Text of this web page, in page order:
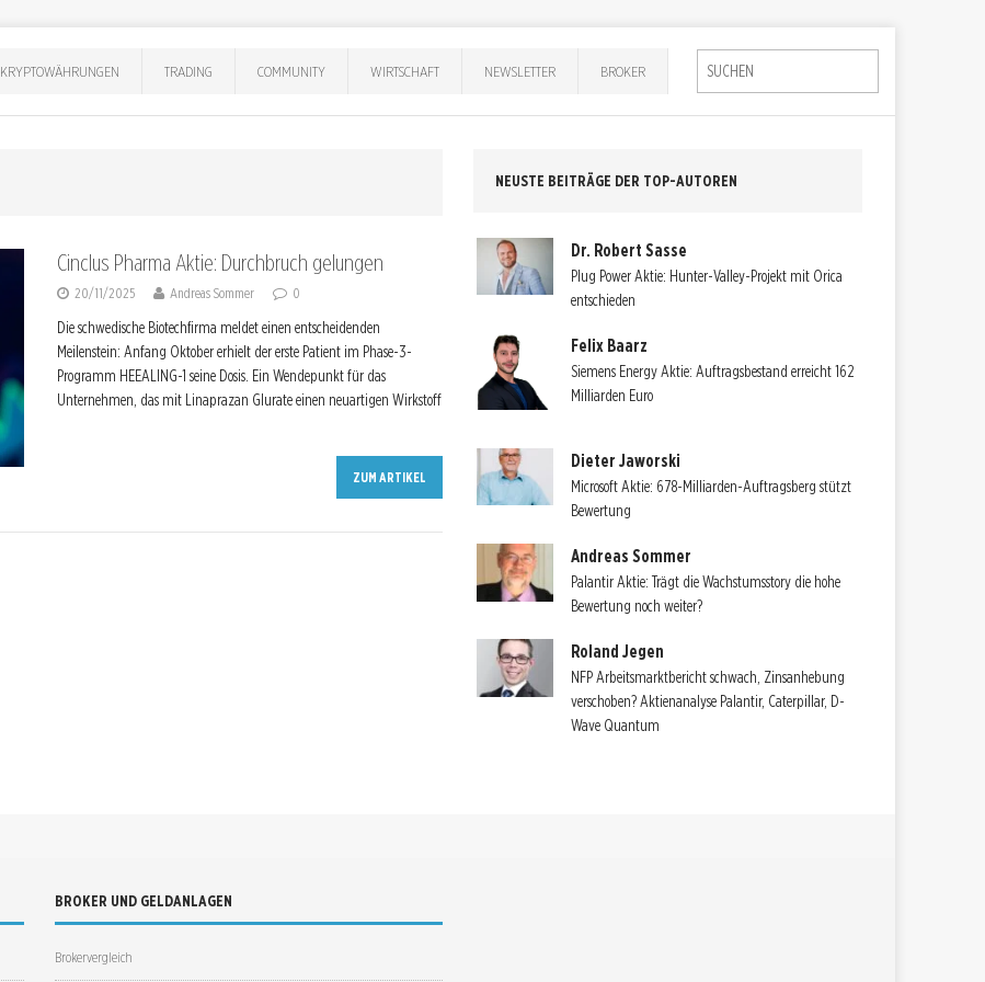
KRYPTOWÄHRUNGEN TRADING COMMUNITY WIRTSCHAFT NEWSLETTER BROKER
Cinclus Pharma Aktie: Durchbruch gelungen
20/11/2025 Andreas Sommer 0
Die schwedische Biotechfirma meldet einen entscheidenden
Meilenstein: Anfang Oktober erhielt der erste Patient im Phase-3-
Programm HEEALING-1 seine Dosis. Ein Wendepunkt für das
Unternehmen, das mit Linaprazan Glurate einen neuartigen Wirkstoff
ZUM ARTIKEL
NEUSTE BEITRÄGE DER TOP-AUTOREN
Dr. Robert Sasse
Plug Power Aktie: Hunter-Valley-Projekt mit Orica
entschieden
Felix Baarz
Siemens Energy Aktie: Auftragsbestand erreicht 162
Milliarden Euro
Dieter Jaworski
Microsoft Aktie: 678-Milliarden-Auftragsberg stützt
Bewertung
Andreas Sommer
Palantir Aktie: Trägt die Wachstumsstory die hohe
Bewertung noch weiter?
Roland Jegen
NFP Arbeitsmarktbericht schwach, Zinsanhebung
verschoben? Aktienanalyse Palantir, Caterpillar, D-
Wave Quantum
BROKER UND GELDANLAGEN
Brokervergleich